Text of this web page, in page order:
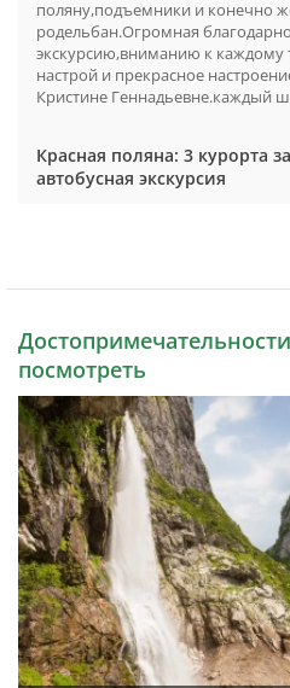
поляну,подъемники и конечно
родельбан.Огромная
экскурсию,вниманию к каждому
настрой и прекрасное
Кристине Геннадьевне.каждый
Красная поляна: 3 курорта
автобусная экскурсия
посмотреть